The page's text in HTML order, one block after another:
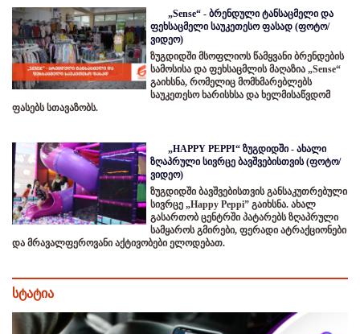
„Sense“ - ბრენდული ტანსაცმელი და
ფეხსაცმელი საუკეთესო ფასად (ფოტო/
ვიდეო)
ზუგდიდში მსოფლიოს წამყვანი ბრენდების
სამოსისა და ფეხსაცმლის მაღაზია „Sense“
გაიხსნა, რომელიც მომხმარებლებს
საუკეთესო ხარისხსა და ხელმისაწვდომ
ფასებს სთავაზობს.
„HAPPY PEPPI“ ზუგდიდში - ახალი
ზღაპრული სივრცე ბავშვებისთვის (ფოტო/
ვიდეო)
ზუგდიდში ბავშვებისთვის განსაკუთრებული
სივრცე „Happy Peppi” გაიხსნა. ახალ
გასართობ ცენტრში პატარებს ზღაპრული
სამყაროს გმირები, ფერადი ატრაქციონები
და მრავალფეროვანი აქტივობები ელოდებათ.
სტატია